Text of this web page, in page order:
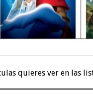
quieres ver en las